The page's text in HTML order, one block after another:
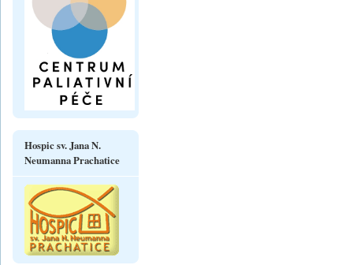
Hospic sv. Jana N.
Neumanna Prachatice